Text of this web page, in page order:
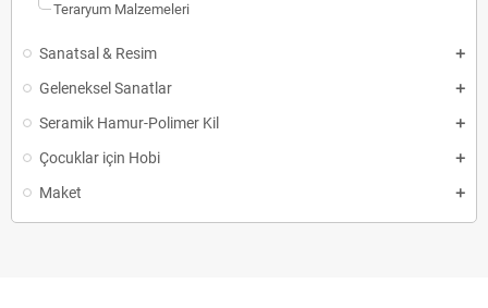
Teraryum Malzemeleri
Sanatsal & Resim
Geleneksel Sanatlar
Seramik Hamur-Polimer Kil
Çocuklar için Hobi
Maket